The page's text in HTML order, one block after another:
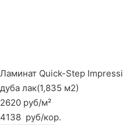
Ламинат Quick-Step
дуба лак(1,835 м2)
2620 руб/м²
4138 руб/кор.